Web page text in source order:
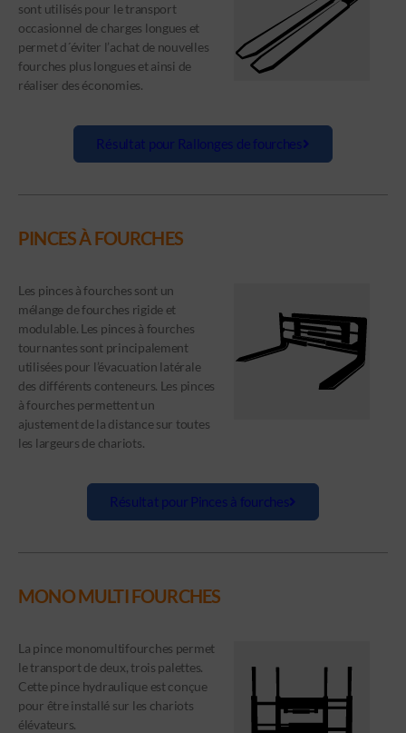
sont utilisés pour le transport
occasionnel de charges longues et
permet d´éviter l’achat de nouvelles
fourches plus longues et ainsi de
réaliser des économies.
Résultat pour Rallonges de fourches
PINCES À FOURCHES
Les pinces à fourches sont un
mélange de fourches rigide et
modulable. Les pinces à fourches
tournantes sont principalement
utilisées pour l’évacuation latérale
des différents conteneurs. Les pinces
à fourches permettent un
ajustement de la distance sur toutes
les largeurs de chariots.
Résultat pour Pinces à fourches
MONO MULTI FOURCHES
La pince monomultifourches permet
le transport de deux, trois palettes.
Cette pince hydraulique est conçue
pour être installé sur les chariots
élévateurs.